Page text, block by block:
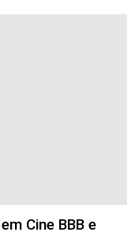
Cine BBB e